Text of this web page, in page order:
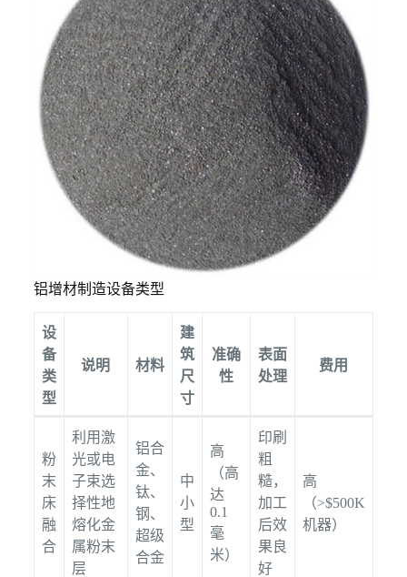
铝增材制造设备类型
设
备
类
型
说明 材料
建
筑
尺
寸
准确
性
表面
处理
费用
粉
末
床
融
合
利用激
光或电
子束选
择性地
熔化金
属粉末
层
铝合
金、
钛、
钢、
超级
合金
中
小
型
高
（高
达
0.1
毫
米）
印刷
粗
糙，
加工
后效
果良
好
高
（>$500K
机器）